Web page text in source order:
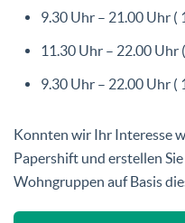
9.30 Uhr – 21.00 Uhr (
11.30 Uhr – 22.00 Uhr
9.30 Uhr – 22.00 Uhr (
Konnten wir Ihr Interesse
Papershift und erstellen
Wohngruppen auf Basis